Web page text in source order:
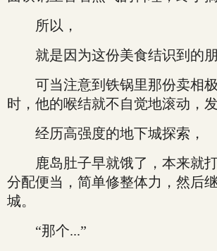
所以，
就是因为这份美食结识到的朋
可当注意到铁锅里那份卖相极
时，他的喉结就不自觉地滚动，
经历高强度的地下城探索，
鹿岛肚子早就饿了，本来就打
分配便当，简单修整体力，然后
城。
“那个...”